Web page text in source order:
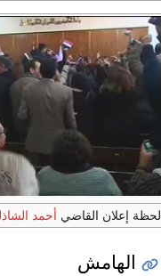
لحظة إعلان القاضي أحمد
الهامش